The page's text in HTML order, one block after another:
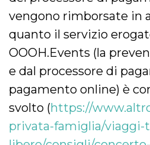
vengono rimborsate in
quanto il servizio
OOOH.Events (la
e dal processore di
pagamento online) è
svolto (https://
privata-famiglia/viaggi-